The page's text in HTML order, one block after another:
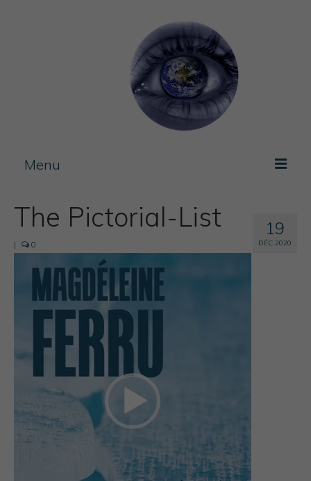
Menu
Blog
Photos Inspiration / Voyages
Boutique
Bio.FR
Contact
19
DÉC 2020
The Pictorial-List
| 0
vidéo